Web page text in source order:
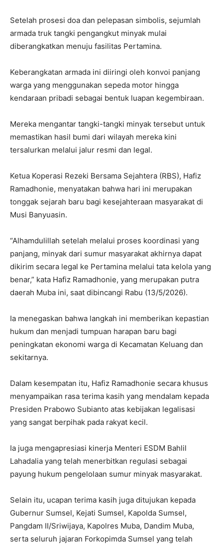
Setelah prosesi doa dan pelepasan simbolis, sejumlah
armada truk tangki pengangkut minyak mulai
diberangkatkan menuju fasilitas Pertamina.
Keberangkatan armada ini diiringi oleh konvoi panjang
warga yang menggunakan sepeda motor hingga
kendaraan pribadi sebagai bentuk luapan kegembiraan.
Mereka mengantar tangki-tangki minyak tersebut untuk
memastikan hasil bumi dari wilayah mereka kini
tersalurkan melalui jalur resmi dan legal.
Ketua Koperasi Rezeki Bersama Sejahtera (RBS), Hafiz
Ramadhonie, menyatakan bahwa hari ini merupakan
tonggak sejarah baru bagi kesejahteraan masyarakat di
Musi Banyuasin.
“Alhamdulillah setelah melalui proses koordinasi yang
panjang, minyak dari sumur masyarakat akhirnya dapat
dikirim secara legal ke Pertamina melalui tata kelola yang
benar,” kata Hafiz Ramadhonie, yang merupakan putra
daerah Muba ini, saat dibincangi Rabu (13/5/2026).
Ia menegaskan bahwa langkah ini memberikan kepastian
hukum dan menjadi tumpuan harapan baru bagi
peningkatan ekonomi warga di Kecamatan Keluang dan
sekitarnya.
Dalam kesempatan itu, Hafiz Ramadhonie secara khusus
menyampaikan rasa terima kasih yang mendalam kepada
Presiden Prabowo Subianto atas kebijakan legalisasi
yang sangat berpihak pada rakyat kecil.
Ia juga mengapresiasi kinerja Menteri ESDM Bahlil
Lahadalia yang telah menerbitkan regulasi sebagai
payung hukum pengelolaan sumur minyak masyarakat.
Selain itu, ucapan terima kasih juga ditujukan kepada
Gubernur Sumsel, Kejati Sumsel, Kapolda Sumsel,
Pangdam II/Sriwijaya, Kapolres Muba, Dandim Muba,
serta seluruh jajaran Forkopimda Sumsel yang telah